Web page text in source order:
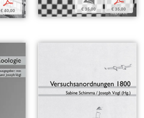
€ 40,00 € 35,00 € 35,00